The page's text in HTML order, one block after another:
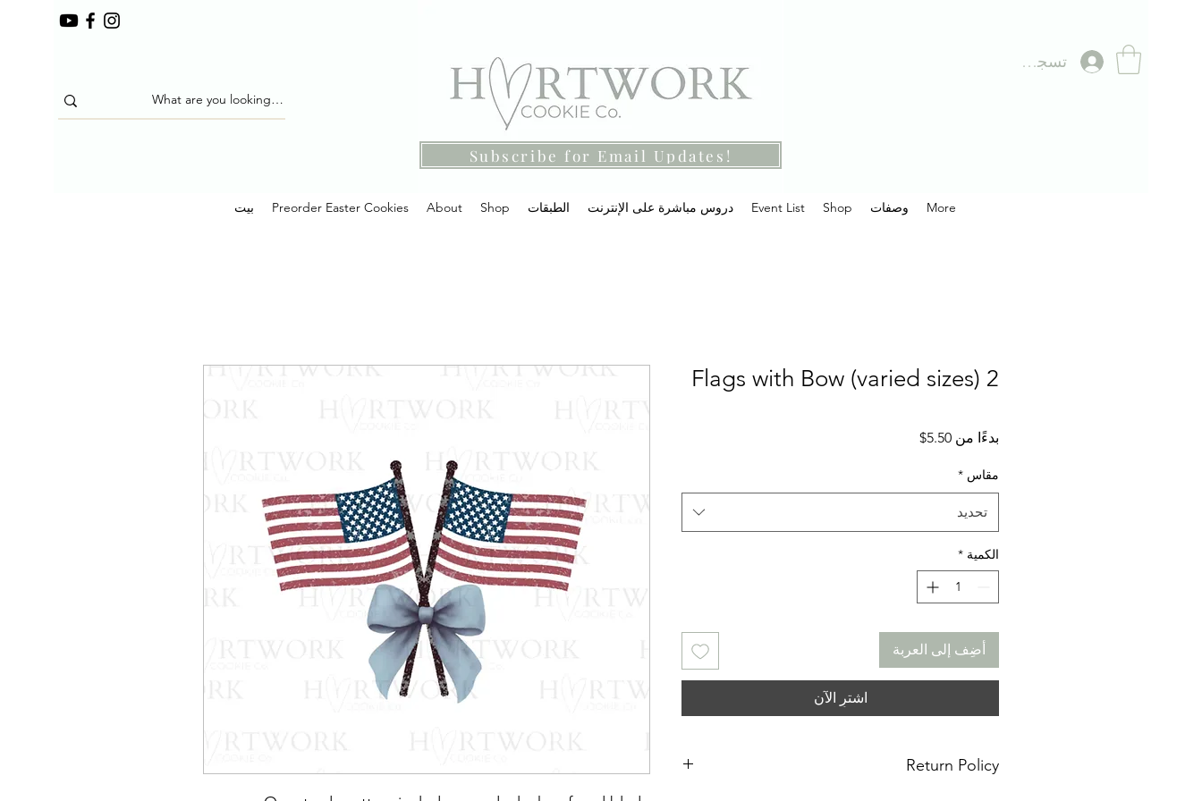
Subscribe for Email Updates!
تسجيل الدخول
بيت Preorder Easter Cookies About Shop الطبقات دروس مباشرة على الإنترنت Event List Shop وصفات More
2 Flags with Bow (varied sizes)
بدءًا من 5.50$ سعر
مقاس *
تحديد
الكمية *
أضِف إلى العربة
اشترِ الآن
Return Policy